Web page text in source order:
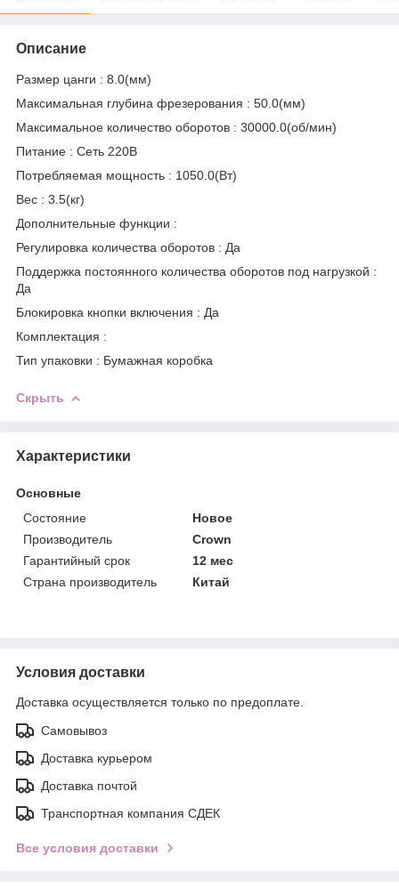
Описание
Размер цанги : 8.0(мм)
Максимальная глубина фрезерования : 50.0(мм)
Максимальное количество оборотов : 30000.0(об/мин)
Питание : Сеть 220В
Потребляемая мощность : 1050.0(Вт)
Вес : 3.5(кг)
Дополнительные функции :
Регулировка количества оборотов : Да
Поддержка постоянного количества оборотов под нагрузкой :
Да
Блокировка кнопки включения : Да
Комплектация :
Тип упаковки : Бумажная коробка
Скрыть
Характеристики
Основные
Состояние
Новое
Производитель
Crown
Гарантийный срок
12 мес
Страна производитель
Китай
Условия доставки
Доставка осуществляется только по предоплате.
Самовывоз
Доставка курьером
Доставка почтой
Транспортная компания СДЕК
Все условия доставки